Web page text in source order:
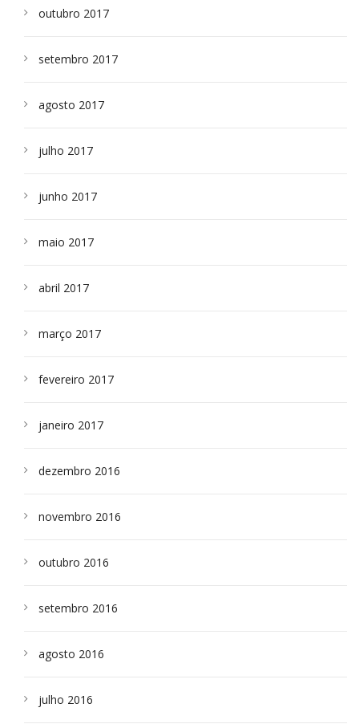
outubro 2017
setembro 2017
agosto 2017
julho 2017
junho 2017
maio 2017
abril 2017
março 2017
fevereiro 2017
janeiro 2017
dezembro 2016
novembro 2016
outubro 2016
setembro 2016
agosto 2016
julho 2016